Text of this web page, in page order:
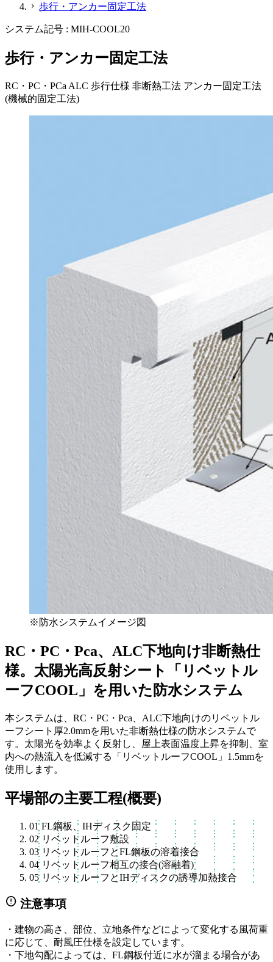
chevron_right 歩行・アンカー固定工法
システム記号 : MIH-COOL20
歩行・アンカー固定工法
RC・PC・PCa ALC 歩行仕様 非断熱工法 アンカー固定工法
(機械的固定工法)
※防水システムイメージ図
RC・PC・Pca、ALC下地向け非断熱仕
様。太陽光高反射シート「リベットル
ーフCOOL」を用いた防水システム
本システムは、RC・PC・Pca、ALC下地向けのリベットル
ーフシート厚2.0mmを用いた非断熱仕様の防水システムで
す。太陽光を効率よく反射し、屋上表面温度上昇を抑制、室
内への熱流入を低減する「リベットルーフCOOL」1.5mmを
使用します。
平場部の主要工程(概要)
01 FL鋼板、IHディスク固定
02 リベットルーフ敷設
03 リベットルーフとFL鋼板の溶着接合
04 リベットルーフ相互の接合(溶融着)
05 リベットルーフとIHディスクの誘導加熱接合
error 注意事項
・建物の高さ、部位、立地条件などによって変化する風荷重
に応じて、耐風圧仕様を設定しています。
・下地勾配によっては、FL鋼板付近に水が溜まる場合があ